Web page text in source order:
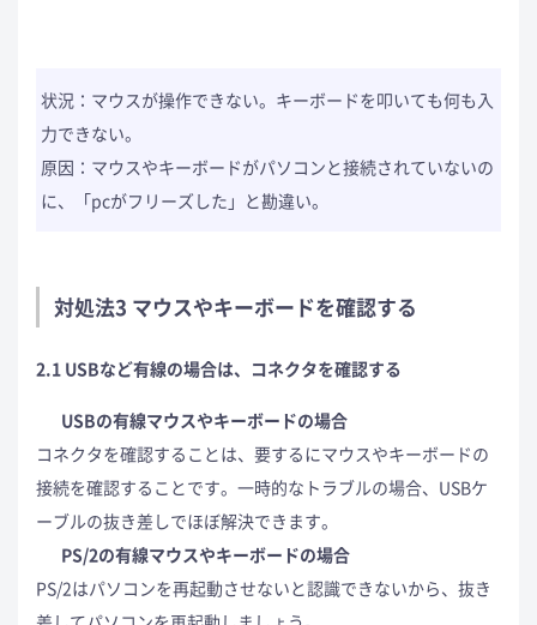
状況：マウスが操作できない。キーボードを叩いても何も入
力できない。
原因：マウスやキーボードがパソコンと接続されていないの
に、「pcがフリーズした」と勘違い。
対処法3 マウスやキーボードを確認する
2.1 USBなど有線の場合は、コネクタを確認する
USBの有線マウスやキーボードの場合
コネクタを確認することは、要するにマウスやキーボードの
接続を確認することです。一時的なトラブルの場合、USBケ
ーブルの抜き差しでほぼ解決できます。
PS/2の有線マウスやキーボードの場合
PS/2はパソコンを再起動させないと認識できないから、抜き